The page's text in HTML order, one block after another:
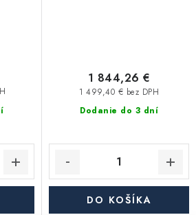
Dodanie do 3 dní
1 499,40 € bez DPH
1 844,26 €
DO KOŠÍKA